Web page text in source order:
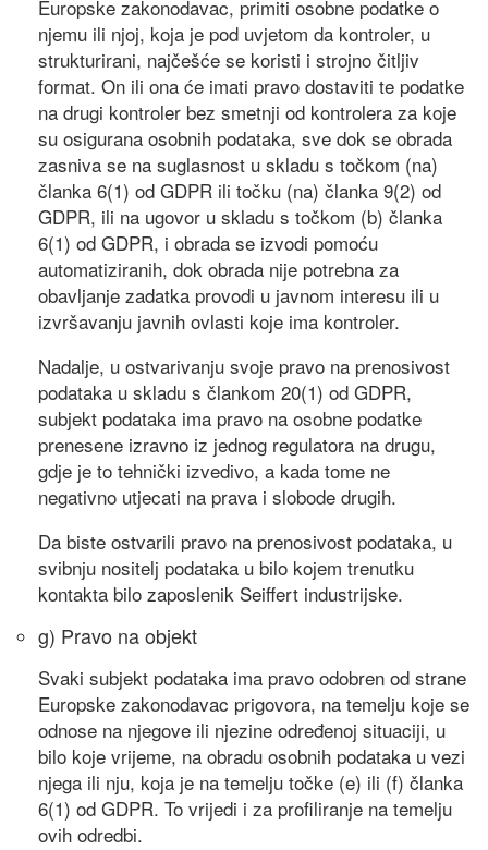
Europske zakonodavac, primiti osobne podatke o
njemu ili njoj, koja je pod uvjetom da kontroler, u
strukturirani, najčešće se koristi i strojno čitljiv
format. On ili ona će imati pravo dostaviti te podatke
na drugi kontroler bez smetnji od kontrolera za koje
su osigurana osobnih podataka, sve dok se obrada
zasniva se na suglasnost u skladu s točkom (na)
članka 6(1) od GDPR ili točku (na) članka 9(2) od
GDPR, ili na ugovor u skladu s točkom (b) članka
6(1) od GDPR, i obrada se izvodi pomoću
automatiziranih, dok obrada nije potrebna za
obavljanje zadatka provodi u javnom interesu ili u
izvršavanju javnih ovlasti koje ima kontroler.
Nadalje, u ostvarivanju svoje pravo na prenosivost
podataka u skladu s člankom 20(1) od GDPR,
subjekt podataka ima pravo na osobne podatke
prenesene izravno iz jednog regulatora na drugu,
gdje je to tehnički izvedivo, a kada tome ne
negativno utjecati na prava i slobode drugih.
Da biste ostvarili pravo na prenosivost podataka, u
svibnju nositelj podataka u bilo kojem trenutku
kontakta bilo zaposlenik Seiffert industrijske.
g) Pravo na objekt
Svaki subjekt podataka ima pravo odobren od strane
Europske zakonodavac prigovora, na temelju koje se
odnose na njegove ili njezine određenoj situaciji, u
bilo koje vrijeme, na obradu osobnih podataka u vezi
njega ili nju, koja je na temelju točke (e) ili (f) članka
6(1) od GDPR. To vrijedi i za profiliranje na temelju
ovih odredbi.